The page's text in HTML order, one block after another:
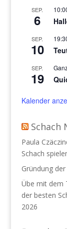
SEP.
6
SEP.
10
SEP.
19
Kalender
Schach
Paula
Schach
Gründung
Übe mit dem
der besten
2026